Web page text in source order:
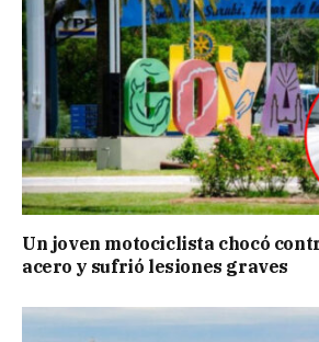
Un joven motociclista chocó
acero y sufrió lesiones graves